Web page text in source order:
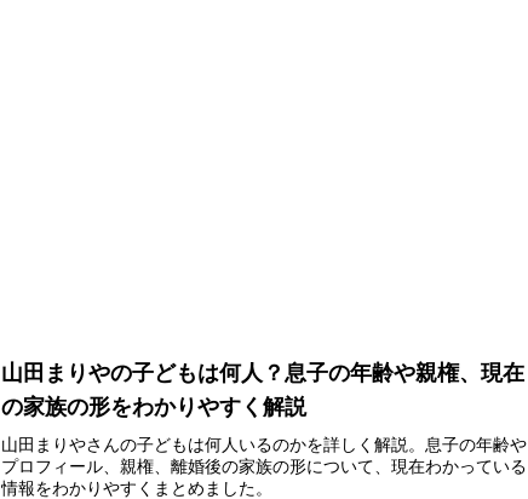
山田まりやの子どもは何人？息子の年齢や親権、現在
の家族の形をわかりやすく解説
山田まりやさんの子どもは何人いるのかを詳しく解説。息子の年齢や
プロフィール、親権、離婚後の家族の形について、現在わかっている
情報をわかりやすくまとめました。